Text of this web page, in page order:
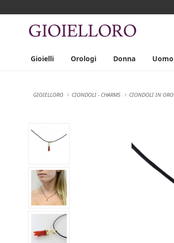
Gioielli Orologi Donna Uomo
GIOIELLORO CIONDOLI - CHARMS CIONDOLI IN ORO